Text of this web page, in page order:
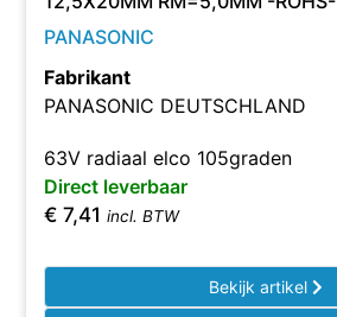
PANASONIC
Fabrikant
PANASONIC DEUTSCHLAND
63V radiaal elco 105graden
Direct leverbaar
€ 7,41 incl. BTW
Bekijk artikel